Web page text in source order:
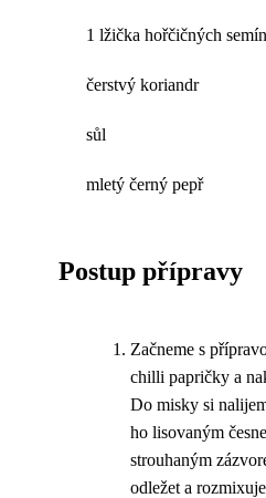
1 lžička hořčičných
čerstvý koriandr
sůl
mletý černý pepř
Postup přípravy
Začneme s
chilli papričky a
Do misky si
ho lisovaným
strouhaným
odležet a